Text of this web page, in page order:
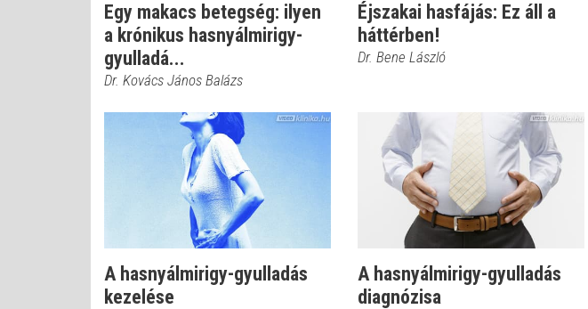
Egy makacs betegség: ilyen
a krónikus hasnyálmirigy-
gyulladá...
Dr. Kovács János Balázs
Éjszakai hasfájás: Ez áll a
háttérben!
Dr. Bene László
A hasnyálmirigy-gyulladás
kezelése
A hasnyálmirigy-gyulladás
diagnózisa